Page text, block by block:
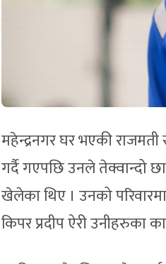
महेन्द्रनगर घर भएकी राजमती
गर्दै गएपछि उनले तेक्वान्दो
खेलेका थिए । उनको
किपर प्रदीप ऐरी उनीहरुका